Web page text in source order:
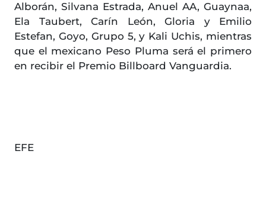
Alborán, Silvana Estrada, Anuel AA, Guaynaa,
Ela Taubert, Carín León, Gloria y Emilio
Estefan, Goyo, Grupo 5, y Kali Uchis, mientras
que el mexicano Peso Pluma será el primero
en recibir el Premio Billboard Vanguardia.
EFE